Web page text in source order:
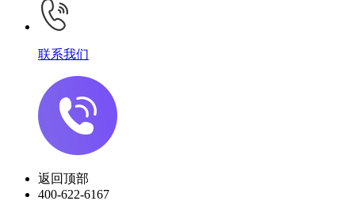
联系我们
返回顶部
400-622-6167